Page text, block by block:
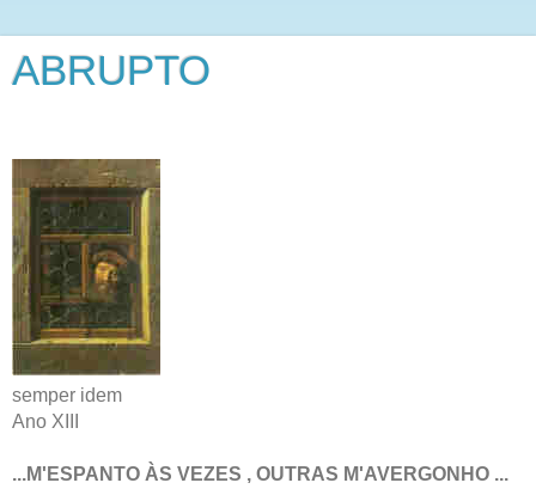
ABRUPTO
semper idem
Ano XIII
...M'ESPANTO ÀS VEZES , OUTRAS M'AVERGONHO ...